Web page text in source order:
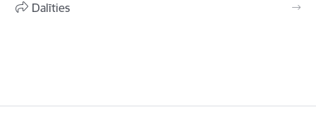
Dalīties